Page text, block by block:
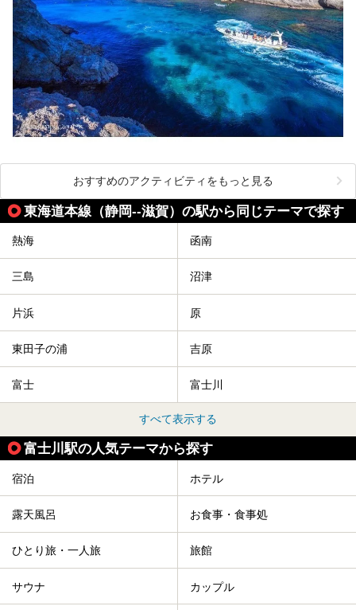
おすすめのアクティビティをもっと見る
東海道本線（静岡--滋賀）の駅から同じテーマで探す
熱海 函南
三島 沼津
片浜 原
東田子の浦 吉原
富士 富士川
すべて表示する
富士川駅の人気テーマから探す
宿泊 ホテル
露天風呂 お食事・食事処
ひとり旅・一人旅 旅館
サウナ カップル